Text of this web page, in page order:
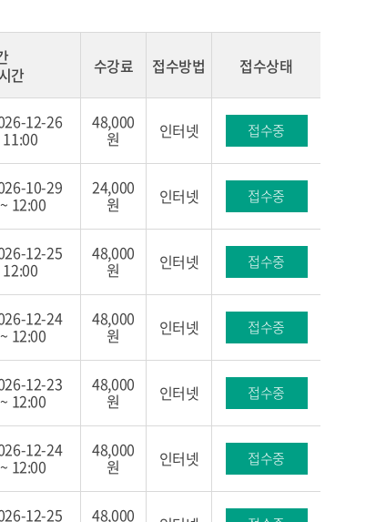
간
수강료 접수방법 접수상태
12-26 48,000
원 인터넷 접수중
10-29
12:00
24,000
원 인터넷 접수중
12-25 48,000
원 인터넷 접수중
12-24
12:00
48,000
원 인터넷 접수중
12-23
12:00
48,000
원 인터넷 접수중
12-24
12:00
48,000
원 인터넷 접수중
12-25 48,000